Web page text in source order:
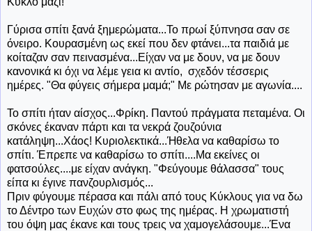
Γύρισα σπίτι ξανά ξημερώματα...Το πρωί ξύπνησα σαν σε
όνειρο. Κουρασμένη ως εκεί που δεν φτάνει...τα παιδιά με
κοίταζαν σαν πεινασμένα...Είχαν να με δουν, να με δουν
κανονικά κι όχι να λέμε γεια κι αντίο, σχεδόν τέσσερις
ημέρες. "Θα φύγεις σήμερα μαμά;" Με ρώτησαν με αγωνία....
Το σπίτι ήταν αίσχος...Φρίκη. Παντού πράγματα πεταμένα. Οι
σκόνες έκαναν πάρτι και τα νεκρά ζουζούνια
κατάληψη...Χάος! Κυριολεκτικά...Ήθελα να καθαρίσω το
σπίτι. Έπρεπε να καθαρίσω το σπίτι....Μα εκείνες οι
φατσούλες....με είχαν ανάγκη. "Φεύγουμε θάλασσα" τους
είπα κι έγινε πανζουρλισμός...
Πριν φύγουμε πέρασα και πάλι από τους Κύκλους για να δω
το Δέντρο των Ευχών στο φως της ημέρας. Η χρωματιστή
του όψη μας έκανε και τους τρεις να χαμογελάσουμε...Ένα